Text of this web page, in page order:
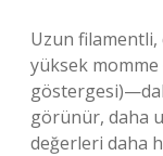
Uzun
yüksek
görünür, daha
değerleri daha